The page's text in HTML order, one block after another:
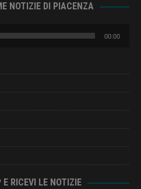
NOTIZIE DI PIACENZA
00:00
E RICEVI LE NOTIZIE